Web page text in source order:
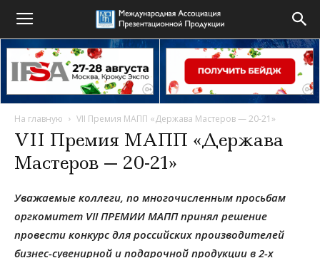
На главную VII Премия МАПП «Держава Мастеров — 20-21»
VII Премия МАПП «Держава
Мастеров — 20-21»
Уважаемые коллеги, по многочисленным просьбам
оргкомитет VIIПРЕМИИ МАПП принял решение
провести конкурс для российских производителей
бизнес-сувенирной и подарочной продукции в 2-х